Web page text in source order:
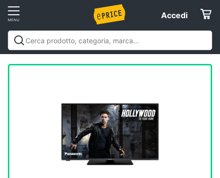
Accedi
Accedi
Informatica